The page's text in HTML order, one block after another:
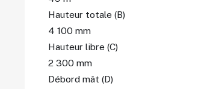
Hauteur totale (B)
4 100 mm
Hauteur libre (C)
2 300 mm
Débord mât (D)